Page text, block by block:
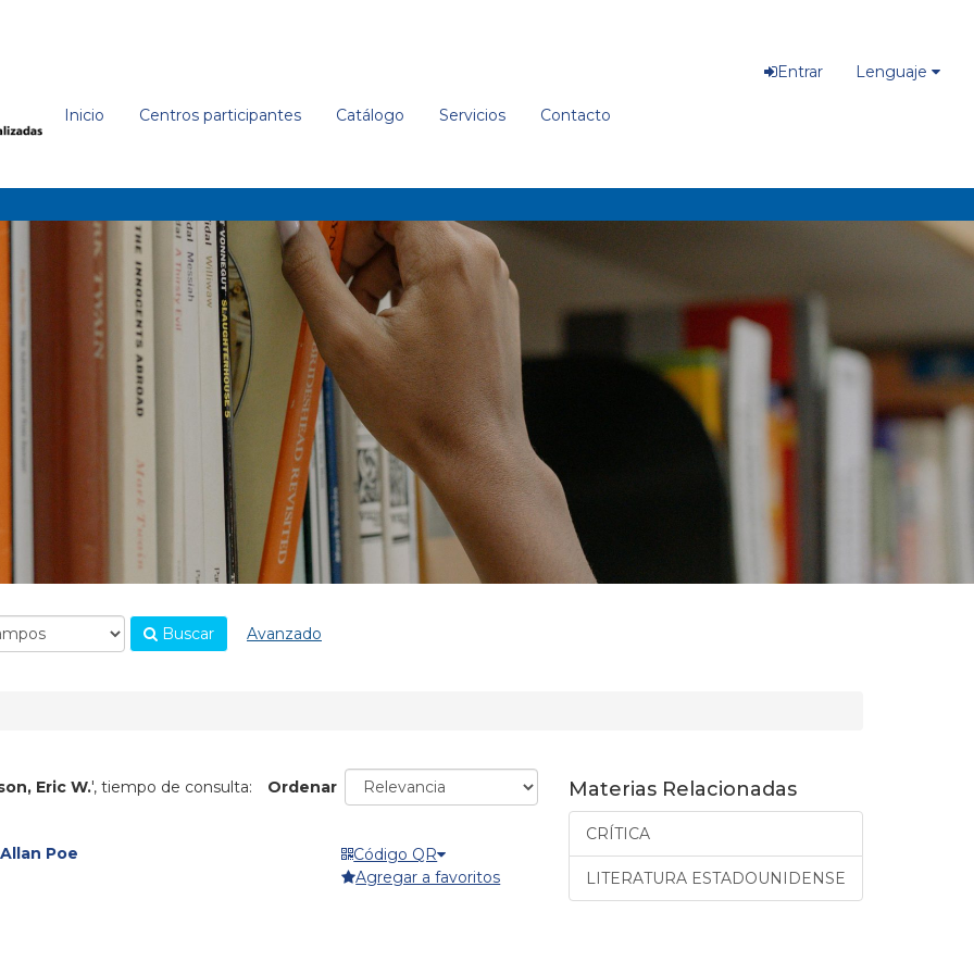
Inicio Centros participantes Catálogo Servicios Contacto
Entrar Lenguaje
Buscar Avanzado
Eric W.', tiempo de consulta:
Ordenar
Poe
Código QR
Agregar a favoritos
Materias Relacionadas
CRÍTICA
LITERATURA ESTADOUNIDENSE